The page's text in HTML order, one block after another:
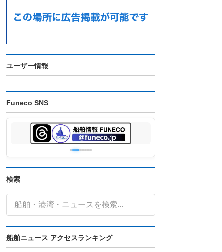
ユーザー情報
Funeco SNS
検索
船舶ニュース アクセスランキング